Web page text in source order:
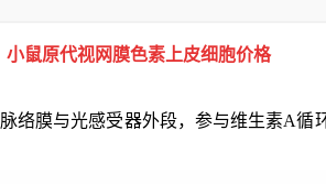
小鼠原代视网膜色素上皮细胞价格
络膜与光感受器外段，参与维生素A